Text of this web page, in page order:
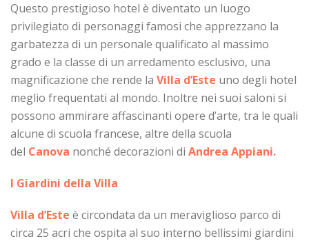
Questo prestigioso hotel è diventato un luogo
privilegiato di personaggi famosi che apprezzano la
garbatezza di un personale qualificato al massimo
grado e la classe di un arredamento esclusivo, una
magnificazione che rende la Villa d’Este uno degli hotel
meglio frequentati al mondo. Inoltre nei suoi saloni si
possono ammirare affascinanti opere d’arte, tra le quali
alcune di scuola francese, altre della scuola
del Canova nonché decorazioni di Andrea Appiani.
I Giardini della Villa
Villa d’Este è circondata da un meraviglioso parco di
circa 25 acri che ospita al suo interno bellissimi giardini